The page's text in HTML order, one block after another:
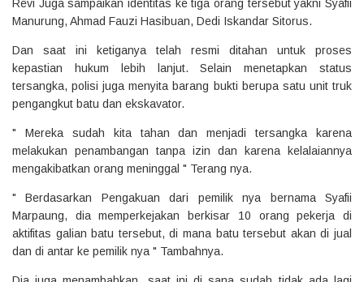
Revi Juga sampaikan identitas ke tiga orang tersebut yakni Syafii
Manurung, Ahmad Fauzi Hasibuan, Dedi Iskandar Sitorus.
Dan saat ini ketiganya telah resmi ditahan untuk proses
kepastian hukum lebih lanjut. Selain menetapkan status
tersangka, polisi juga menyita barang bukti berupa satu unit truk
pengangkut batu dan ekskavator.
" Mereka sudah kita tahan dan menjadi tersangka karena
melakukan penambangan tanpa izin dan karena kelalaiannya
mengakibatkan orang meninggal " Terang nya.
" Berdasarkan Pengakuan dari pemilik nya bernama Syafii
Marpaung, dia memperkejakan berkisar 10 orang pekerja di
aktifitas galian batu tersebut, di mana batu tersebut akan di jual
dan di antar ke pemilik nya " Tambahnya.